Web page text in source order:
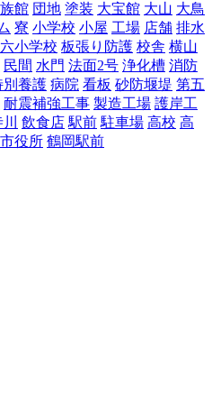
館 団地 塗装 大宝館 大山 大鳥
寮 小学校 小屋 工場 店舗 排水
小学校 板張り防護 校舎 横山
民間 水門 法面2号 浄化槽 消防
別養護 病院 看板 砂防堰堤 第五
耐震補強工事 製造工場 護岸工
飲食店 駅前 駐車場 高校 高
役所 鶴岡駅前